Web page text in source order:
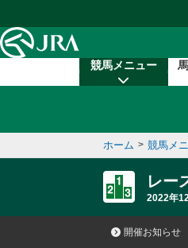
競馬メニュー
ホーム > 競馬メ
レー
2022年
開催お知らせ